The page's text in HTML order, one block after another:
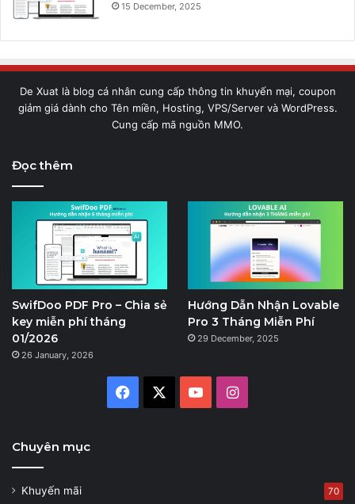
15 December, 2025
De Xuat là blog cá nhân cung cấp thông tin khuyến mại, coupon
giảm giá dành cho Tên miền, Hosting, VPS/Server và WordPress.
Cung cấp mã nguồn MMO.
Đọc thêm
SwifDoo PDF Pro – Chia sẻ
key miễn phí tháng
01/2026
26 January, 2026
Hướng Dẫn Nhận Lovable
Pro 3 Tháng Miễn Phí
29 December, 2025
Facebook YouTubeInstagram
Chuyên mục
Khuyến mãi 70